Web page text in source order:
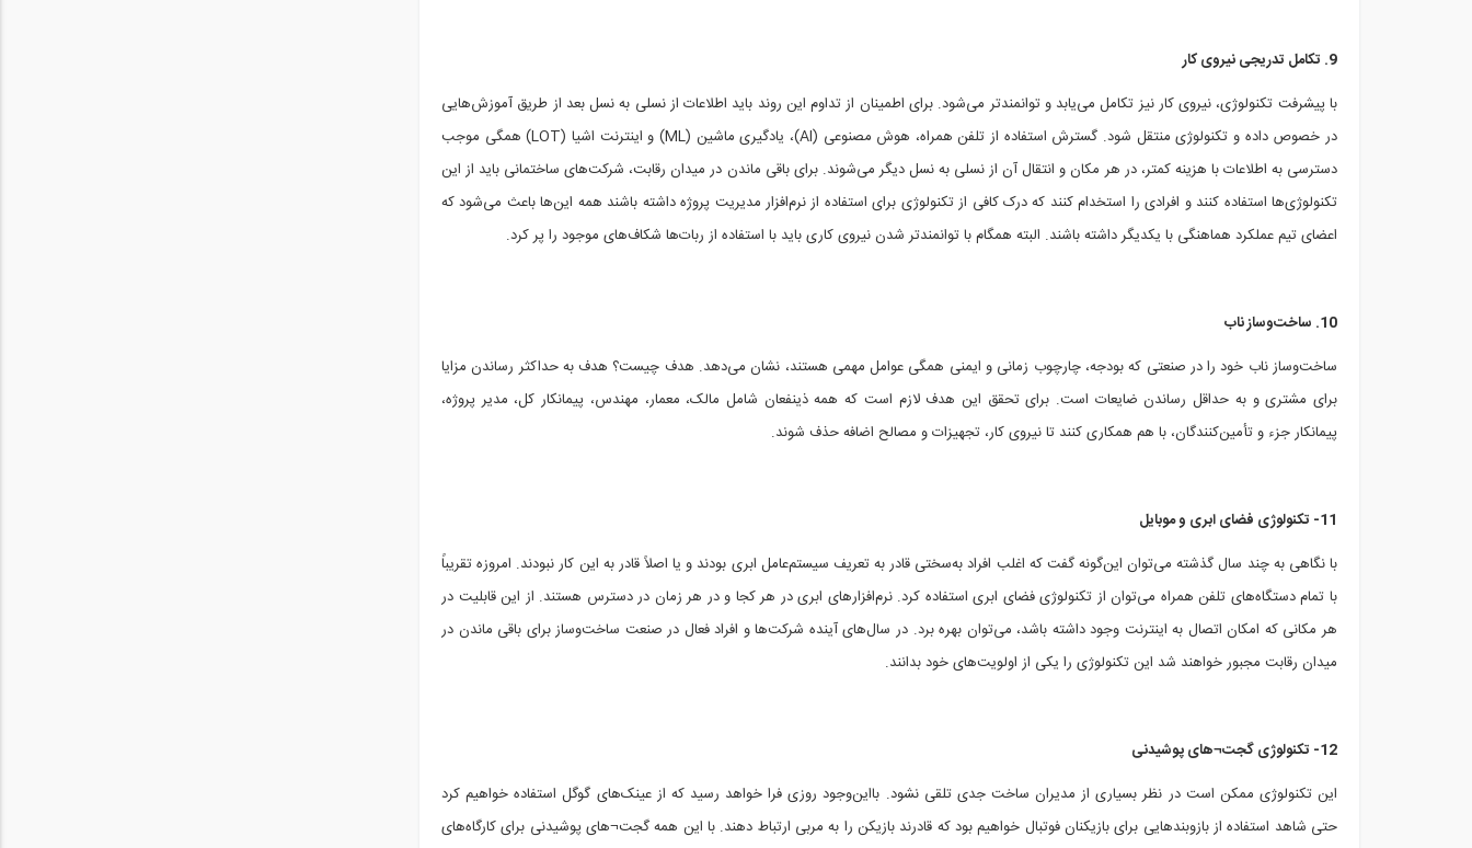
9. تکامل تدریجی نیروی کار
با پیشرفت تکنولوژی، نیروی کار نیز تکامل می‌یابد و توانمندتر می‌شود. برای اطمینان از تداوم این روند باید اطلاعات از نسلی به نسل بعد از طریق آموزش‌هایی
در خصوص داده و تکنولوژی منتقل شود. گسترش استفاده از تلفن همراه، هوش مصنوعی (AI)، یادگیری ماشین (ML) و اینترنت اشیا (LOT) همگی موجب
دسترسی به اطلاعات با هزینه کمتر، در هر مکان و انتقال آن از نسلی به نسل دیگر می‌شوند. برای باقی ماندن در میدان رقابت، شرکت‌های ساختمانی باید از این
تکنولوژی‌ها استفاده کنند و افرادی را استخدام کنند که درک کافی از تکنولوژی برای استفاده از نرم‌افزار مدیریت پروژه داشته باشند همه این‌ها باعث می‌شود که
اعضای تیم عملکرد هماهنگی با یکدیگر داشته باشند. البته همگام با توانمندتر شدن نیروی کاری باید با استفاده از ربات‌ها شکاف‌های موجود را پر کرد.
10. ساخت‌وساز ناب
ساخت‌وساز ناب خود را در صنعتی که بودجه، چارچوب زمانی و ایمنی همگی عوامل مهمی هستند، نشان می‌دهد. هدف چیست؟ هدف به حداکثر رساندن مزایا
برای مشتری و به حداقل رساندن ضایعات است. برای تحقق این هدف لازم است که همه ذینفعان شامل مالک، معمار، مهندس، پیمانکار کل، مدیر پروژه،
پیمانکار جزء و تأمین‌کنندگان، با هم همکاری کنند تا نیروی کار، تجهیزات و مصالح اضافه حذف شوند.
11- تکنولوژی فضای ابری و موبایل
با نگاهی به چند سال گذشته می‌توان این‌گونه گفت که اغلب افراد به‌سختی قادر به تعریف سیستم‌عامل ابری بودند و یا اصلاً قادر به این کار نبودند. امروزه تقریباً
با تمام دستگاه‌های تلفن همراه می‌توان از تکنولوژی فضای ابری استفاده کرد. نرم‌افزارهای ابری در هر کجا و در هر زمان در دسترس هستند. از این قابلیت در
هر مکانی که امکان اتصال به اینترنت وجود داشته باشد، می‌توان بهره برد. در سال‌های آینده شرکت‌ها و افراد فعال در صنعت ساخت‌وساز برای باقی ماندن در
میدان رقابت مجبور خواهند شد این تکنولوژی را یکی از اولویت‌های خود بدانند.
12- تکنولوژی گجت¬های پوشیدنی
این تکنولوژی ممکن است در نظر بسیاری از مدیران ساخت جدی تلقی نشود. بااین‌وجود روزی فرا خواهد رسید که از عینک‌های گوگل استفاده خواهیم کرد
حتی شاهد استفاده از بازوبندهایی برای بازیکنان فوتبال خواهیم بود که قادرند بازیکن را به مربی ارتباط دهند. با این همه گجت¬های پوشیدنی برای کارگاه‌های